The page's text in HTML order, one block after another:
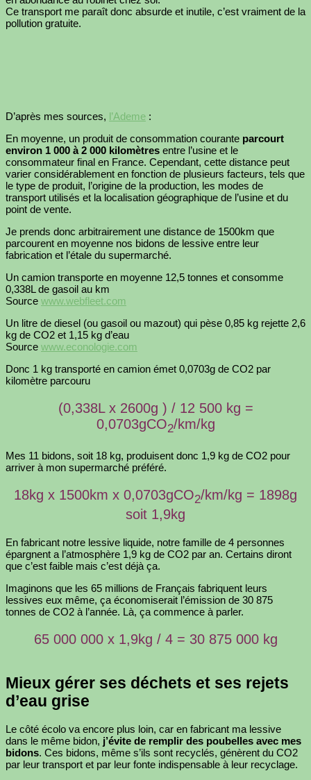
Ce transport me paraît donc absurde et inutile, c’est vraiment de la
pollution gratuite.
D’après mes sources, l’Ademe :
En moyenne, un produit de consommation courante parcourt
environ 1 000 à 2 000 kilomètres entre l’usine et le
consommateur final en France. Cependant, cette distance peut
varier considérablement en fonction de plusieurs facteurs, tels que
le type de produit, l’origine de la production, les modes de
transport utilisés et la localisation géographique de l’usine et du
point de vente.
Je prends donc arbitrairement une distance de 1500km que
parcourent en moyenne nos bidons de lessive entre leur
fabrication et l’étale du supermarché.
Un camion transporte en moyenne 12,5 tonnes et consomme
0,338L de gasoil au km
Source www.webfleet.com
Un litre de diesel (ou gasoil ou mazout) qui pèse 0,85 kg rejette 2,6
kg de CO2 et 1,15 kg d’eau
Source www.econologie.com
Donc 1 kg transporté en camion émet 0,0703g de CO2 par
kilomètre parcouru
(0,338L x 2600g ) / 12 500 kg =
0,0703gCO2/km/kg
Mes 11 bidons, soit 18 kg, produisent donc 1,9 kg de CO2 pour
arriver à mon supermarché préféré.
18kg x 1500km x 0,0703gCO2/km/kg = 1898g
soit 1,9kg
En fabricant notre lessive liquide, notre famille de 4 personnes
épargnent a l’atmosphère 1,9 kg de CO2 par an. Certains diront
que c’est faible mais c’est déjà ça.
Imaginons que les 65 millions de Français fabriquent leurs
lessives eux même, ça économiserait l’émission de 30 875
tonnes de CO2 à l’année. Là, ça commence à parler.
65 000 000 x 1,9kg / 4 = 30 875 000 kg
Mieux gérer ses déchets et ses rejets
d’eau grise
Le côté écolo va encore plus loin, car en fabricant ma lessive
dans le même bidon, j’évite de remplir des poubelles avec mes
bidons. Ces bidons, même s’ils sont recyclés, génèrent du CO2
par leur transport et par leur fonte indispensable à leur recyclage.